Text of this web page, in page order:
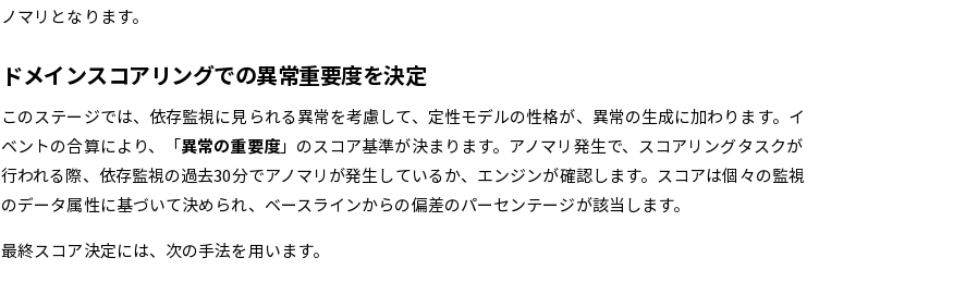
ノマリとなります。
ドメインスコアリングでの異常重要度を決定
このステージでは、依存監視に見られる異常を考慮して、定性モデルの性格が、異常の生成に加わります。イ
ベントの合算により、「異常の重要度」のスコア基準が決まります。アノマリ発生で、スコアリングタスクが
行われる際、依存監視の過去30分でアノマリが発生しているか、エンジンが確認します。スコアは個々の監視
のデータ属性に基づいて決められ、ベースラインからの偏差のパーセンテージが該当します。
最終スコア決定には、次の手法を用います。